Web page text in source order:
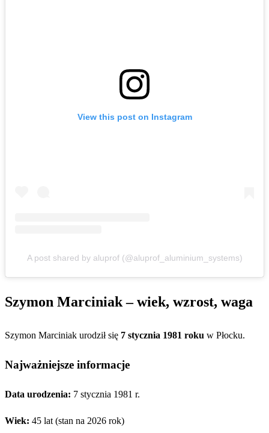
View this post on Instagram
A post shared by aluprof (@aluprof_aluminium_systems)
Szymon Marciniak – wiek, wzrost, waga
Szymon Marciniak urodził się 7 stycznia 1981 roku w Płocku.
Najważniejsze informacje
Data urodzenia: 7 stycznia 1981 r.
Wiek: 45 lat (stan na 2026 rok)